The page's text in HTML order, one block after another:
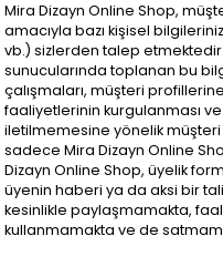
Mira Dizayn Online Shop,
amacıyla bazı kişisel
vb.) sizlerden talep
sunucularında toplanan bu
çalışmaları, müşteri
faaliyetlerinin kurgulanması
iletilmemesine yönelik müşteri
sadece Mira Dizayn Online
Dizayn Online Shop, üyelik
üyenin haberi ya da aksi bir
kesinlikle paylaşmamakta,
kullanmamakta ve de